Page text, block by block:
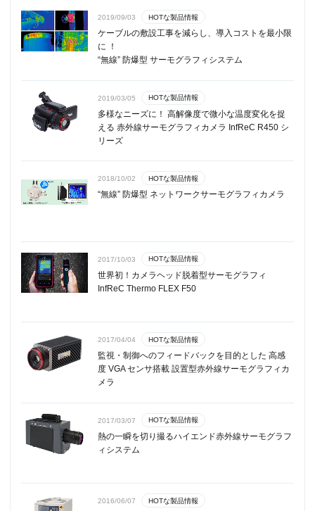
2019/09/03 HOTな製品情報
ケーブルの敷設工事を減らし、導入コストを最小限
に ！
“無線” 防爆型 サーモグラフィシステム
2019/03/05 HOTな製品情報
多様なニーズに！ 高解像度で微小な温度変化を捉
える 赤外線サーモグラフィカメラ InfReC R450 シ
リーズ
2018/10/02 HOTな製品情報
“無線” 防爆型 ネットワークサーモグラフィカメラ
2017/10/03 HOTな製品情報
世界初！カメラヘッド脱着型サーモグラフィ
InfReC Thermo FLEX F50
2017/04/04 HOTな製品情報
監視・制御へのフィードバックを目的とした 高感
度 VGA センサ搭載 設置型赤外線サーモグラフィカ
メラ
2017/03/07 HOTな製品情報
熱の一瞬を切り撮るハイエンド赤外線サーモグラフ
ィシステム
2016/06/07 HOTな製品情報